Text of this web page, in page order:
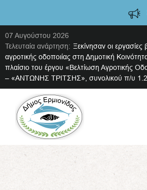
07 Αυγούστου 2026
Τελευταία ανάρτηση: Ξεκίνησαν οι εργασίες
αγροτικής οδοποιίας στη Δημοτική
πλαίσιο του έργου «Βελτίωση Αγροτικής
– «ΑΝΤΩΝΗΣ ΤΡΙΤΣΗΣ», συνολικού π/υ